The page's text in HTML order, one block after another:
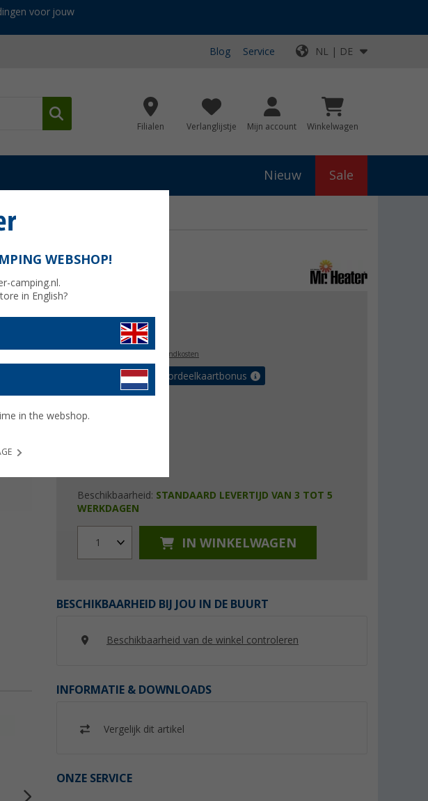
voor jouw
Blog Service NL | DE
Filialen Verlanglijstje Mijn account Winkelwagen
Nieuw Sale
Portable Buddy
€ 44,99
plus verzendkosten
Verzeker tot 5% voordeelkaartbonus
Beschikbaarheid: STANDAARD LEVERTIJD VAN 3 TOT 5
WERKDAGEN
1 IN WINKELWAGEN
BESCHIKBAARHEID BIJ JOU IN DE BUURT
Beschikbaarheid van de winkel controleren
INFORMATIE & DOWNLOADS
Vergelijk dit artikel
ONZE SERVICE
WEBSHOP!
camping.nl.
in English?
in the webshop.